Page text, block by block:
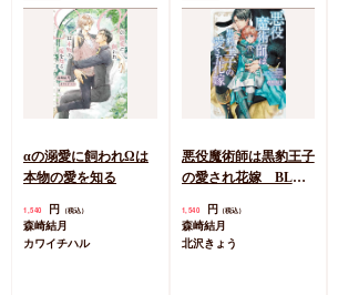
αの溺愛に飼われΩは
本物の愛を知る
1,540 円 （税込）
森崎結月
カワイチハル
悪役魔術師は黒豹王子
の愛され花嫁 BLゲ
強制的に秘密ルートで
攻略対象の番になりま
1,540 円 （税込）
森崎結月
北沢きょう